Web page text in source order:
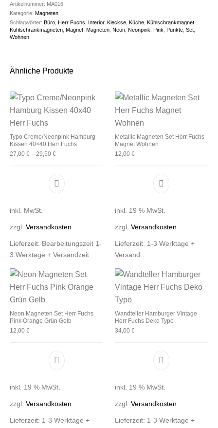
Artikelnummer: MA016
Kategorie:Magneten
Schlagwörter:Büro ,Herr Fuchs Interior,Kleckse ,Küche ,Kühlschrankmagnet
Kühlschrankmagneten ,Magnet ,Magneten ,Neon ,Neonpink ,Pink ,Punkte ,Set
Wohnen
Ähnliche Produkte
Typo Creme/Neonpink Hamburg
Kissen 40×40 Herr Fuchs
27,00€ – 29,50€
Dieses Produkt weist mehrere Varianten auf.
inkl. MwSt.
zzgl.Versandkosten
Lieferzeit: Bearbeitungszeit 1-
3 Werktage + Versandzeit
Metallic Magneten Set Herr Fuchs
Magnet Wohnen
12,00 €
inkl. 19 % MwSt.
zzgl. Versandkosten
Lieferzeit: 1-3 Werktage +
Versand
Neon Magneten Set Herr Fuchs
Pink Orange Grün Gelb
12,00€
inkl. 19 % MwSt.
zzgl.Versandkosten
Lieferzeit: 1-3 Werktage +
Wandteller Hamburger Vintage
Herr Fuchs Deko Typo
34,00 €
inkl. 19 % MwSt.
zzgl. Versandkosten
Lieferzeit: 1-3 Werktage +